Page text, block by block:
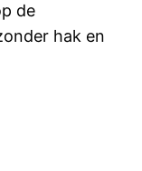
de
hak en